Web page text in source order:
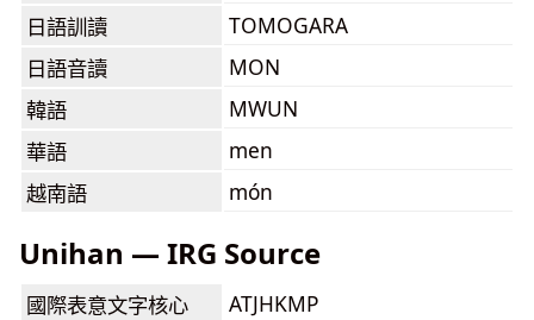
日語訓讀
TOMOGARA
日語音讀
MON
韓語
MWUN
華語
men
越南語
món
Unihan — IRG Source
國際表意文字核心
ATJHKMP